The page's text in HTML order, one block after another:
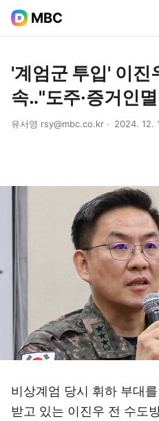
MBC
'계엄군 투입' 이진
속‥"도주·증거인
유서영 rsy@mbc.co.kr 2024. 12.
비상계엄 당시 휘하 부대
받고 있는 이진우 전 수도